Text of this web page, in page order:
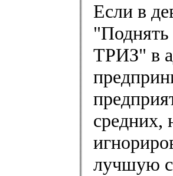
Если в
ТРИЗ" в
средних,
лучшую